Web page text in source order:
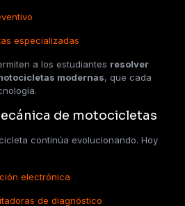
especializadas
a los estudiantes resolver
modernas, que cada
de motocicletas
continúa evolucionando. Hoy
electrónica
de diagnóstico